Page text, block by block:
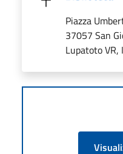
Piazza
37057 San
Lupatoto VR,